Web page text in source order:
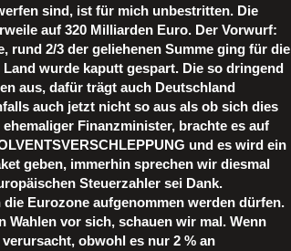
sind, ist für mich unbestritten. Die
auf 320 Milliarden Euro. Der Vorwurf:
rund 2/3 der geliehenen Summe ging für die
wurde kaputt gespart. Die so dringend
aus, dafür trägt auch Deutschland
auch jetzt nicht so aus als ob sich dies
Finanzminister, brachte es auf
und es wird ein
geben, immerhin sprechen wir diesmal
Steuerzahler sei Dank.
Eurozone aufgenommen werden dürfen.
Wahlen vor sich, schauen wir mal. Wenn
obwohl es nur 2 % an